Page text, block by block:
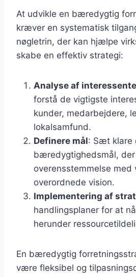
At udvikle en bæredygtig
kræver en systematisk
nøgletrin, der kan hjælpe
skabe en effektiv strategi:
Analyse af
forstå de vigtigste
kunder, medarbejdere,
lokalsamfund.
Definere mål: Sæt klare
bæredygtighedsmål, der
overensstemmelse med
overordnede vision.
Implementering af
handlingsplaner for at
herunder
En bæredygtig
være fleksibel og